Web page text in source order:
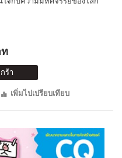
ร้า
เพิ่มไปเปรียบเทียบ